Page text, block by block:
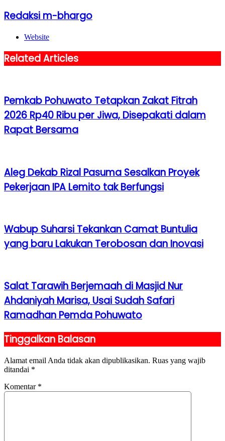
Redaksi m-bhargo
Website
Related Articles
Pemkab Pohuwato Tetapkan Zakat Fitrah
2026 Rp40 Ribu per Jiwa, Disepakati dalam
Rapat Bersama
Aleg Dekab Rizal Pasuma Sesalkan Proyek
Pekerjaan IPA Lemito tak Berfungsi
Wabup Suharsi Tekankan Camat Buntulia
yang baru Lakukan Terobosan dan Inovasi
Salat Tarawih Berjemaah di Masjid Nur
Ahdaniyah Marisa, Usai Sudah Safari
Ramadhan Pemda Pohuwato
Tinggalkan Balasan
Alamat email Anda tidak akan dipublikasikan. Ruas yang wajib
ditandai *
Komentar *